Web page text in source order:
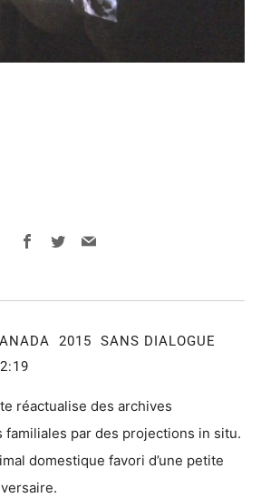
Facebook
TwitterEmail
2015 SANS DIALOGUE
réactualise des archives
familiales par des projections in situ.
domestique favori d’une petite